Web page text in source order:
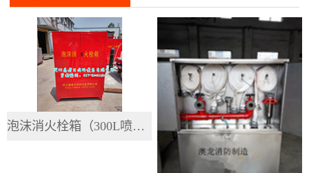
泡沫消火栓箱（300L喷漆）